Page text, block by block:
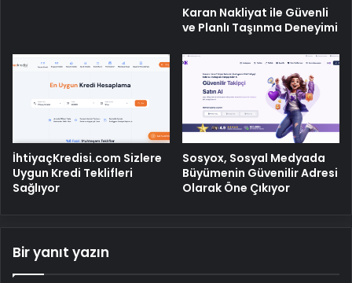
Karan Nakliyat ile Güvenli
ve Planlı Taşınma Deneyimi
İhtiyaçKredisi.com Sizlere
Uygun Kredi Teklifleri
Sağlıyor
Sosyox, Sosyal Medyada
Büyümenin Güvenilir Adresi
Olarak Öne Çıkıyor
Bir yanıt yazın